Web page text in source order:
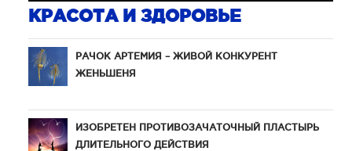
КРАСОТА И ЗДОРОВЬЕ
РАЧОК АРТЕМИЯ – ЖИВОЙ КОНКУРЕНТ
ЖЕНЬШЕНЯ
ИЗОБРЕТЕН ПРОТИВОЗАЧАТОЧНЫЙ ПЛАСТЫРЬ
ДЛИТЕЛЬНОГО ДЕЙСТВИЯ